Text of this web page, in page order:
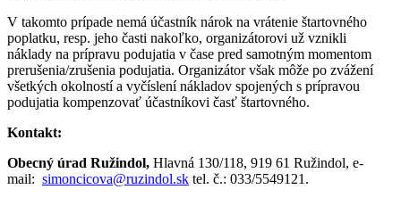
V takomto prípade nemá účastník nárok na vrátenie štartovného
poplatku, resp. jeho časti nakoľko, organizátorovi už vznikli
náklady na prípravu podujatia v čase pred samotným momentom
prerušenia/zrušenia podujatia. Organizátor však môže po zvážení
všetkých okolností a vyčíslení nákladov spojených s prípravou
podujatia kompenzovať účastníkovi časť štartovného.
Kontakt:
Obecný úrad Ružindol, Hlavná 130/118, 919 61 Ružindol, e-
mail: simoncicova@ruzindol.sk tel. č.: 033/5549121.